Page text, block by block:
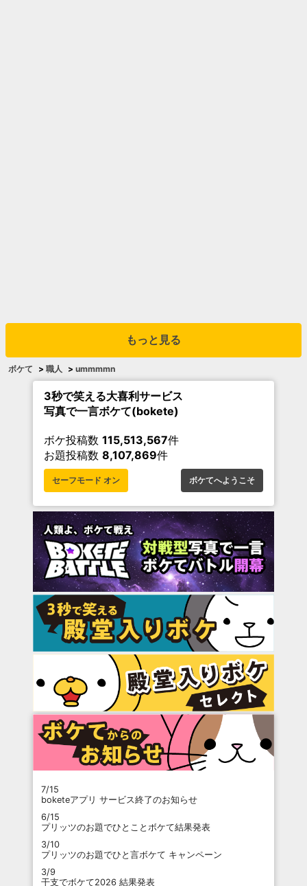
もっと見る
ボケて > 職人 > ummmmn
3秒で笑える大喜利サービス
写真で一言ボケて(bokete)
ボケ投稿数 115,513,567件
お題投稿数 8,107,869件
セーフモード オン ボケてへようこそ
7/15
boketeアプリ サービス終了のお知らせ
6/15
プリッツのお題でひとことボケて結果発表
3/10
プリッツのお題でひと言ボケて キャンペーン
3/9
干支でボケて2026 結果発表